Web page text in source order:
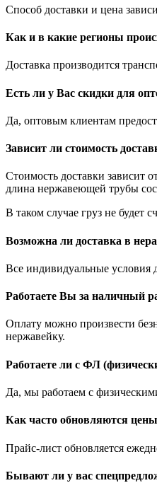
Способ доставки и цена
Как и в какие регионы
Доставка производится
Есть ли у Вас скидки для
Да, оптовым клиентам
Зависит ли стоимость
Стоимость доставки зависит
длина нержавеющей трубы
В таком случае груз не будет
Возможна ли доставка в
Все индивидуальные условия
Работаете Вы за наличный
Оплату можно произвести
нержавейку.
Работаете ли с ФЛ
Да, мы работаем с
Как часто обновляются цены
Прайс-лист обновляется
Бывают ли у вас